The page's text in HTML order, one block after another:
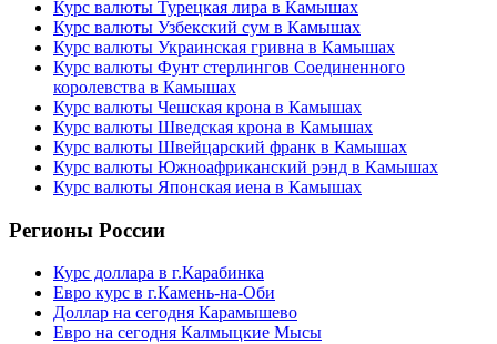
Курс валюты Турецкая лира в Камышах
Курс валюты Узбекский сум в Камышах
Курс валюты Украинская гривна в Камышах
Курс валюты Фунт стерлингов Соединенного
королевства в Камышах
Курс валюты Чешская крона в Камышах
Курс валюты Шведская крона в Камышах
Курс валюты Швейцарский франк в Камышах
Курс валюты Южноафриканский рэнд в Камышах
Курс валюты Японская иена в Камышах
Регионы России
Курс доллара в г.Карабинка
Евро курс в г.Камень-на-Оби
Доллар на сегодня Карамышево
Евро на сегодня Калмыцкие Мысы